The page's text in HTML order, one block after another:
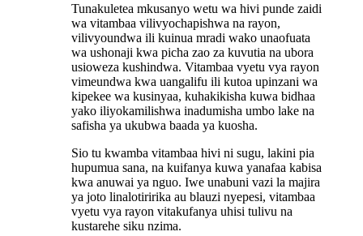
Tunakuletea mkusanyo wetu wa hivi punde zaidi
wa vitambaa vilivyochapishwa na rayon,
vilivyoundwa ili kuinua mradi wako unaofuata
wa ushonaji kwa picha zao za kuvutia na ubora
usioweza kushindwa. Vitambaa vyetu vya rayon
vimeundwa kwa uangalifu ili kutoa upinzani wa
kipekee wa kusinyaa, kuhakikisha kuwa bidhaa
yako iliyokamilishwa inadumisha umbo lake na
safisha ya ukubwa baada ya kuosha.
Sio tu kwamba vitambaa hivi ni sugu, lakini pia
hupumua sana, na kuifanya kuwa yanafaa kabisa
kwa anuwai ya nguo. Iwe unabuni vazi la majira
ya joto linalotiririka au blauzi nyepesi, vitambaa
vyetu vya rayon vitakufanya uhisi tulivu na
kustarehe siku nzima.